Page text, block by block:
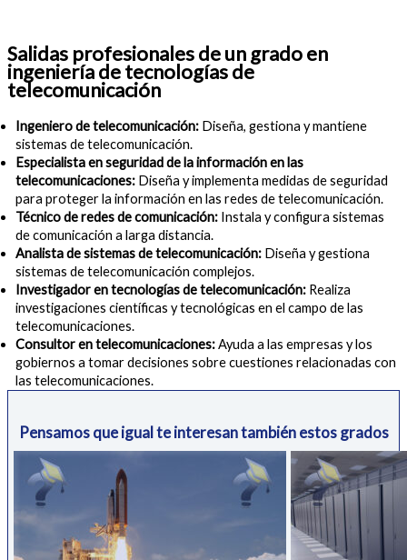
Salidas profesionales de un grado en
ingeniería de tecnologías de
telecomunicación
Ingeniero de telecomunicación: Diseña, gestiona y mantiene
sistemas de telecomunicación.
Especialista en seguridad de la información en las
telecomunicaciones: Diseña y implementa medidas de seguridad
para proteger la información en las redes de telecomunicación.
Técnico de redes de comunicación: Instala y configura sistemas
de comunicación a larga distancia.
Analista de sistemas de telecomunicación: Diseña y gestiona
sistemas de telecomunicación complejos.
Investigador en tecnologías de telecomunicación: Realiza
investigaciones científicas y tecnológicas en el campo de las
telecomunicaciones.
Consultor en telecomunicaciones:Ayuda a las empresas y los
gobiernos a tomar decisiones sobre cuestiones relacionadas con
las telecomunicaciones.
Pensamos que igual te interesan también estos grados